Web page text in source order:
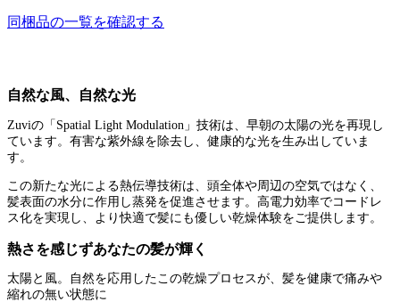
同梱品の一覧を確認する
自然な風、自然な光
Zuviの「Spatial Light Modulation」技術は、早朝の太陽の光を再現し
ています。有害な紫外線を除去し、健康的な光を生み出していま
す。
この新たな光による熱伝導技術は、頭全体や周辺の空気ではなく、
髪表面の水分に作用し蒸発を促進させます。高電力効率でコードレ
ス化を実現し、より快適で髪にも優しい乾燥体験をご提供します。
熱さを感じずあなたの髪が輝く
太陽と風。自然を応用したこの乾燥プロセスが、髪を健康で痛みや
縮れの無い状態に